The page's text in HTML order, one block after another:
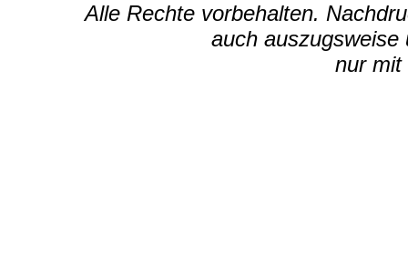
Alle Rechte vorbehalten.
auch auszugsweise
nur mit